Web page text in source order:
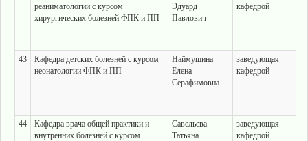
реаниматологии с курсом
хирургических болезней ФПК и ПП
Эдуард
Павлович
кафедрой
43
Кафедра детских болезней с курсом
неонатологии ФПК и ПП
Наймушина
Елена
Серафимовна
заведующая
кафедрой
44
Кафедра врача общей практики и
внутренних болезней с курсом
Савельева
Татьяна
заведующая
кафедрой